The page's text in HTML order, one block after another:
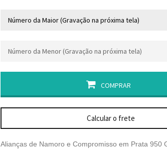
COMPRAR
Calcular o frete
Alianças de Namoro e Compromisso em Prata 950